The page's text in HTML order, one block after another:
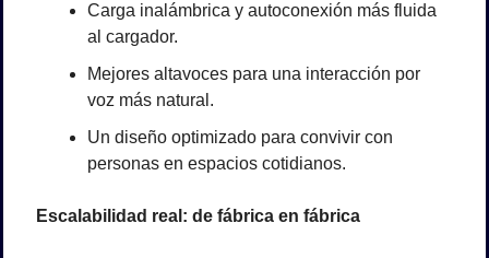
Carga inalámbrica y autoconexión más fluida
al cargador.
Mejores altavoces para una interacción por
voz más natural.
Un diseño optimizado para convivir con
personas en espacios cotidianos.
Escalabilidad real: de fábrica en fábrica